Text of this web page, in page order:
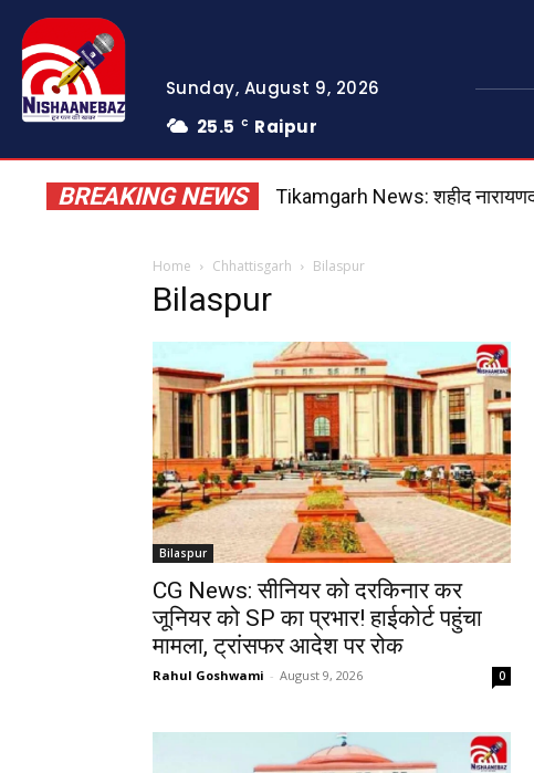
Sunday, August 9, 2026
25.5
C Raipur
BREAKING NEWS Tikamgarh News: शहीद
बिलासपुर: श्मशान घाट में चीफ
Home Chhattisgarh Bilaspur
Bilaspur
Bilaspur
CG News: सीनियर को दरकिनार कर
जूनियर को SP का प्रभार! हाईकोर्ट पहुंचा
मामला, ट्रांसफर आदेश पर रोक
Rahul Goshwami - August 9, 2026 0